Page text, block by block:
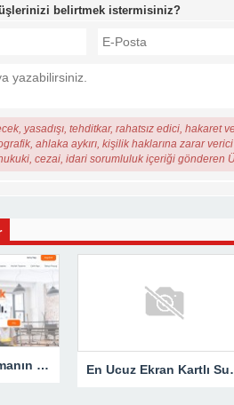
belirtmek istermisiniz?
yasadışı, tehditkar, rahatsız edici, hakaret
ahlaka aykırı, kişilik haklarına zarar
cezai, idari sorumluluk içeriği gönderen
Hizmet Veren Bulmanın Kolay Yolu: Tesisatçı ve Elektrikçi Ararken Nelere Dikkat Edilmeli? En Ucuz